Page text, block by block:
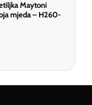
Maytoni
mjeda – H260-